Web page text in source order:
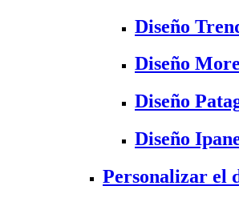
Diseño
Diseño
Diseño
Diseño
Personalizar el